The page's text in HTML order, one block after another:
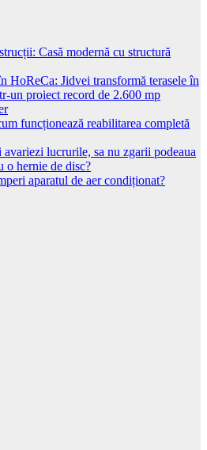
Casă modernă cu structură
HoReCa: Jidvei transformă terasele în
un proiect record de 2.600 mp
funcționează reabilitarea completă
lucrurile, sa nu zgarii podeaua
o hernie de disc?
aparatul de aer condiționat?